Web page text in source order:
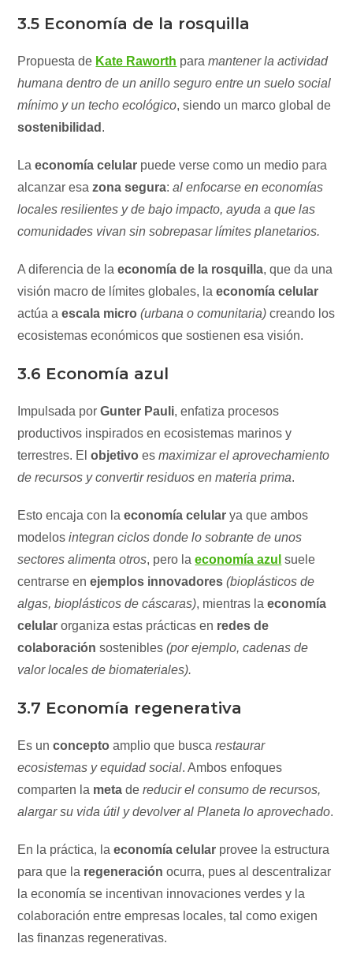
3.5 Economía de la rosquilla
Propuesta de Kate Raworth para mantener la actividad
humana dentro de un anillo seguro entre un suelo social
mínimo y un techo ecológico, siendo un marco global de
sostenibilidad .
Laeconomía celular puede verse como un medio para
alcanzar esazona segura:al enfocarse en economías
locales resilientes y de bajo impacto, ayuda a que las
comunidades vivan sin sobrepasar límites planetarios.
A diferencia de laeconomía de la rosquilla, que da una
visión macro de límites globales, laeconomía celular
actúa aescala micro (urbana o comunitaria)creando los
ecosistemas económicos que sostienen esa visión.
3.6 Economía azul
Impulsada porGunter Pauli, enfatiza procesos
productivos inspirados en ecosistemas marinos y
terrestres. Elobjetivo es maximizar el aprovechamiento
de recursos y convertir residuos en materia prima.
Esto encaja con laeconomía celular ya que ambos
modelosintegran ciclos donde lo sobrante de unos
sectores alimenta otros, pero laeconomía azul suele
centrarse enejemplos innovadores (bioplásticos de
algas, bioplásticos de cáscaras), mientras laeconomía
celular organiza estas prácticas en redes de
colaboración sostenibles(por ejemplo, cadenas de
valor locales de biomateriales).
3.7 Economía regenerativa
Es unconceptoamplio que busca restaurar
ecosistemas y equidad social. Ambos enfoques
comparten la meta dereducir el consumo de recursos,
alargar su vida útil y devolver al Planeta lo aprovechado.
En la práctica, laeconomía celular provee la estructura
para que la regeneración ocurra, pues al descentralizar
la economía se incentivan innovaciones verdes y la
colaboración entre empresas locales, tal como exigen
las finanzas regenerativas.